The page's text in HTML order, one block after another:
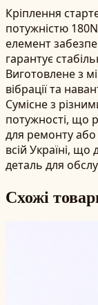
Кріплення
потужністю
елемент
гарантує
Виготовлене з
вібрації та
Сумісне з
потужності, що
для ремонту або
всій Україні,
деталь для
Схожі